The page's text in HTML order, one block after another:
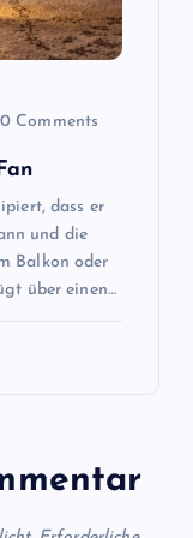
0 Comments
dass er
und die
Balkon oder
über einen…